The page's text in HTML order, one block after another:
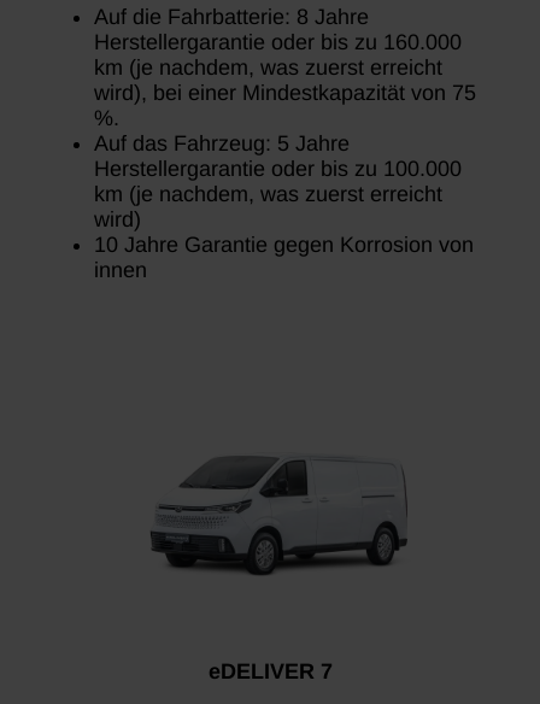
Auf die Fahrbatterie: 8 Jahre
Herstellergarantie oder bis zu 160.000
km (je nachdem, was zuerst erreicht
wird), bei einer Mindestkapazität von 75
%.
Auf das Fahrzeug: 5 Jahre
Herstellergarantie oder bis zu 100.000
km (je nachdem, was zuerst erreicht
wird)
10 Jahre Garantie gegen Korrosion von
innen
eDELIVER 7